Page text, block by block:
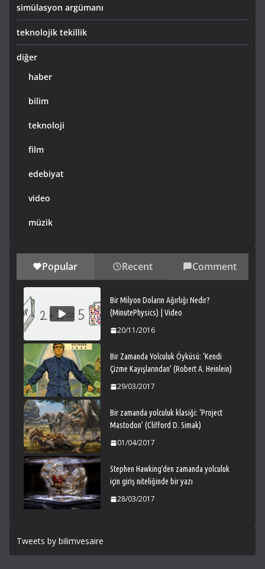
simülasyon argümanı
teknolojik tekillik
diğer
haber
bilim
teknoloji
film
edebiyat
video
müzik
Popular Recent Comment
Bir Milyon Doların Ağırlığı Nedir?
(MinutePhysics) | Video
20/11/2016
Bir Zamanda Yolculuk Öyküsü: ‘Kendi
Çizme Kayışlarından’ (Robert A. Heinlein)
29/03/2017
Bir zamanda yolculuk klasiği: ‘Project
Mastodon’ (Clifford D. Simak)
01/04/2017
Stephen Hawking’den zamanda yolculuk
için giriş niteliğinde bir yazı
28/03/2017
Tweets by bilimvesaire